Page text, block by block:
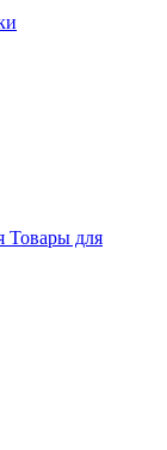
Товары для